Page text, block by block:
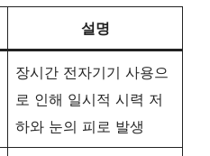
설명
장시간 전자기기 사용으
로 인해 일시적 시력 저
하와 눈의 피로 발생